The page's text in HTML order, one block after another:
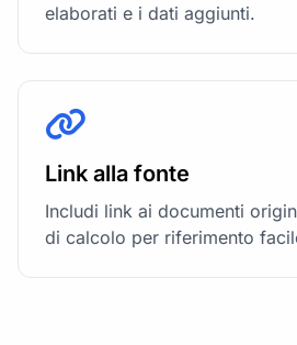
elaborati e i dati aggiunti.
Link alla fonte
Includi link ai documenti
di calcolo per riferimento